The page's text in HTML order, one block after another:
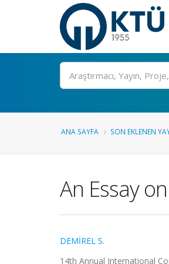
Ara
ANA SAYFA SON EKLENEN
An Essay
DEMİREL S.
14th Annual International